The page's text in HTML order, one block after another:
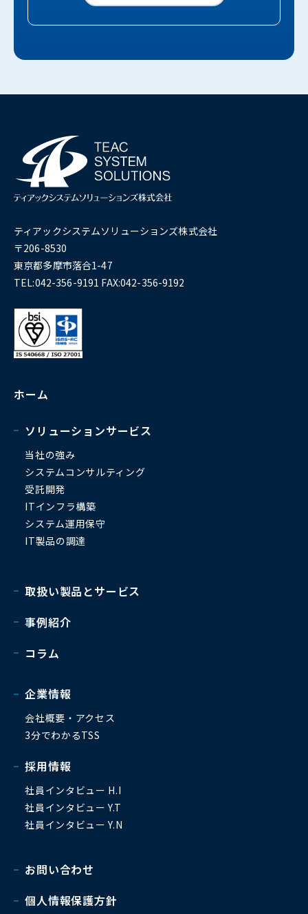
ティアックシステムソリューションズ株式会社
〒206-8530
東京都多摩市落合1-47
TEL:042-356-9191 FAX:042-356-9192
ホーム
ソリューションサービス
当社の強み
システムコンサルティング
受託開発
ITインフラ構築
システム運用保守
IT製品の調達
取扱い製品とサービス
事例紹介
コラム
企業情報
会社概要・アクセス
3分でわかるTSS
採用情報
社員インタビュー H.I
社員インタビュー Y.T
社員インタビュー Y.N
お問い合わせ
個人情報保護方針